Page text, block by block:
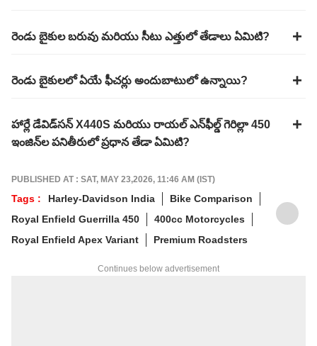
రెండు బైకుల బరువు మరియు సీటు ఎత్తులో తేడాలు ఏమిటి?
రెండు బైకులలో ఏయే ఫీచర్లు అందుబాటులో ఉన్నాయి?
హార్లే డేవిడ్‌సన్ X440S మరియు రాయల్ ఎన్‌ఫీల్డ్ గెరిల్లా 450
ఇంజిన్‌ల పనితీరులో ప్రధాన తేడా ఏమిటి?
PUBLISHED AT : SAT, MAY 23,2026, 11:46 AM (IST)
Tags : Harley-Davidson India
Bike Comparison
Royal Enfield Guerrilla 450
400cc Motorcycles
Royal Enfield Apex Variant
Premium Roadsters
Continues below advertisement